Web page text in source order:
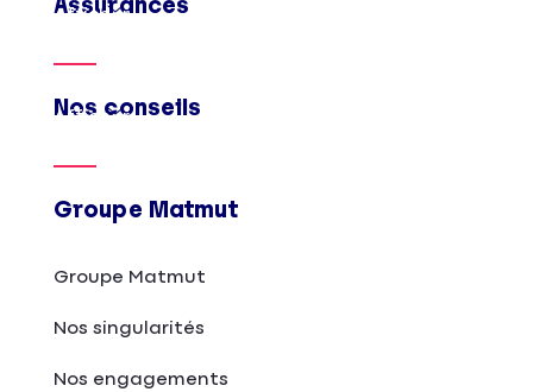
Assurances
Afficher
Nos conseils
Afficher
Groupe Matmut
Groupe Matmut
Nos singularités
Nos engagements